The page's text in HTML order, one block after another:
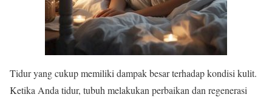
Tidur yang cukup memiliki dampak besar terhadap kondisi kulit.
Ketika Anda tidur, tubuh melakukan perbaikan dan regenerasi